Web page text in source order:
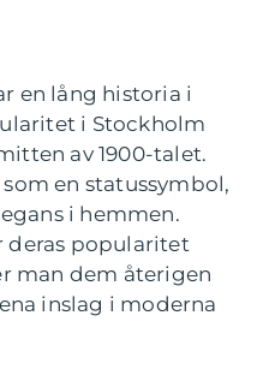
en lång historia i
i Stockholm
av 1900-talet.
en statussymbol,
i hemmen.
deras popularitet
man dem återigen
inslag i moderna